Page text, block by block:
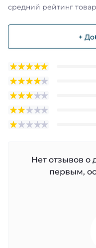
средний рейтинг
+
Нет отзывов о
первым,